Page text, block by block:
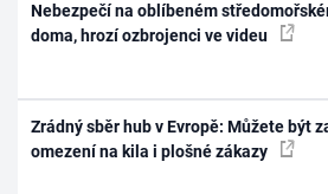
Nebezpečí na oblíbeném
doma, hrozí ozbrojenci ve videu
Zrádný sběr hub v Evropě: Můžete být
omezení na kila i plošné zákazy